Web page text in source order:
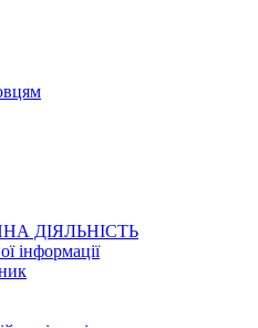
ДІЯЛЬНІСТЬ
інформації